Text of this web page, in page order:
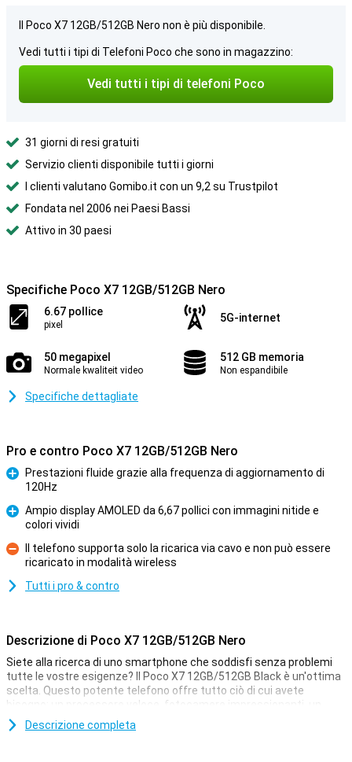
Il Poco X7 12GB/512GB Nero non è più disponibile.
Vedi tutti i tipi di Telefoni Poco che sono in magazzino:
Vedi tutti i tipi di telefoni Poco
31 giorni di resi gratuiti
Servizio clienti disponibile tutti i giorni
I clienti valutano Gomibo.it con un 9,2 su Trustpilot
Fondata nel 2006 nei Paesi Bassi
Attivo in 30 paesi
Specifiche Poco X7 12GB/512GB Nero
6.67 pollice
pixel
5G-internet
50 megapixel
Normale kwaliteit video
512 GB memoria
Non espandibile
Specifiche dettagliate
Pro e contro Poco X7 12GB/512GB Nero
Prestazioni fluide grazie alla frequenza di aggiornamento di
120Hz
Ampio display AMOLED da 6,67 pollici con immagini nitide e
colori vividi
Contro
Il telefono supporta solo la ricarica via cavo e non può essere
ricaricato in modalità wireless
Tutti i pro & contro
Descrizione di Poco X7 12GB/512GB Nero
Siete alla ricerca di uno smartphone che soddisfi senza problemi
tutte le vostre esigenze? Il Poco X7 12GB/512GB Black è un'ottima
scelta. Questo potente telefono offre tutto ciò di cui avete
bisogno: un processore veloce, fotocamere impressionanti, un
display ampio e luminoso e una batteria che non vi deluderà. Il tutto
con certificazione IP68. Con questo smartphone, avrete a casa
Descrizione completa